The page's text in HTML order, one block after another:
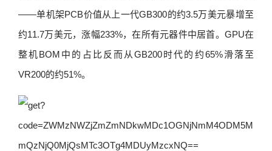
——单机架PCB价值从上一代GB300的约3.5万美元暴增至
约11.7万美元，涨幅233%，在所有元器件中居首。GPU在
整机BOM中的占比反而从GB200时代的约65%滑落至
VR200的约51%。